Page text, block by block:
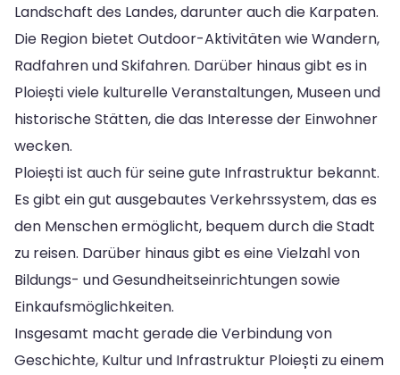
Landschaft des Landes, darunter auch die Karpaten.
Die Region bietet Outdoor-Aktivitäten wie Wandern,
Radfahren und Skifahren. Darüber hinaus gibt es in
Ploiești viele kulturelle Veranstaltungen, Museen und
historische Stätten, die das Interesse der Einwohner
wecken.
Ploiești ist auch für seine gute Infrastruktur bekannt.
Es gibt ein gut ausgebautes Verkehrssystem, das es
den Menschen ermöglicht, bequem durch die Stadt
zu reisen. Darüber hinaus gibt es eine Vielzahl von
Bildungs- und Gesundheitseinrichtungen sowie
Einkaufsmöglichkeiten.
Insgesamt macht gerade die Verbindung von
Geschichte, Kultur und Infrastruktur Ploiești zu einem